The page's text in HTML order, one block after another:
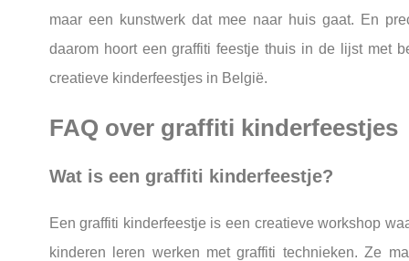
maar een kunstwerk dat mee naar huis gaat. En
daarom hoort een graffiti feestje thuis in de lijst met
creatieve kinderfeestjes in België.
FAQ over graffiti kinderfeestjes
Wat is een graffiti kinderfeestje?
Een graffiti kinderfeestje is een creatieve workshop
kinderen leren werken met graffiti technieken. Ze